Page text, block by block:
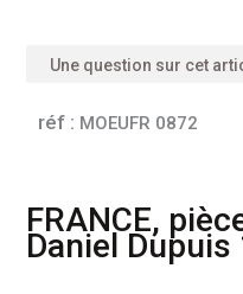
Une question sur cet
réf : MOEUFR 0872
FRANCE,
Daniel Dupuis